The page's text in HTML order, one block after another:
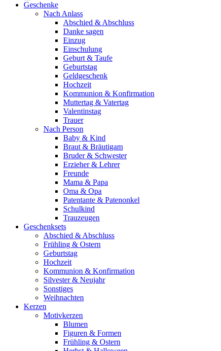
Geschenke
Nach Anlass
Abschied & Abschluss
Danke sagen
Einzug
Einschulung
Geburt & Taufe
Geburtstag
Geldgeschenk
Hochzeit
Kommunion & Konfirmation
Muttertag & Vatertag
Valentinstag
Trauer
Nach Person
Baby & Kind
Braut & Bräutigam
Bruder & Schwester
Erzieher & Lehrer
Freunde
Mama & Papa
Oma & Opa
Patentante & Patenonkel
Schulkind
Trauzeugen
Geschenksets
Abschied & Abschluss
Frühling & Ostern
Geburtstag
Hochzeit
Kommunion & Konfirmation
Silvester & Neujahr
Sonstiges
Weihnachten
Kerzen
Motivkerzen
Blumen
Figuren & Formen
Frühling & Ostern